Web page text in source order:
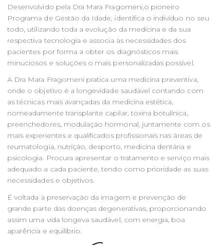
Desenvolvido pela Dra Mara Fragomeni,o pioneiro
Programa de Gestão da Idade, identifica o indivíduo no seu
todo, utilizando toda a evolução da medicina e da sua
respectiva tecnologia e associa às necessidades dos
pacientes por forma a obter os diagnósticos mais
minuciosos e soluções o mais personalizadas possível.
A Dra Mara Fragomeni pratica uma medicina preventiva,
onde o objetivo é a longevidade saudável contando com
as técnicas mais avançadas da medicina estética,
nomeadamente transplante capilar, toxina botulínica,
preenchedores, modulação hormonal, juntamente com os
mais experientes e qualificados profissionais nas áreas de
reumatologia, nutrição, desporto, medicina dentária e
psicologia. Procura apresentar o tratamento e serviço mais
adequado a cada paciente, tendo como prioridade as suas
necessidades e objetivos.
É voltada à preservação da imagem e prevenção de
grande parte das doenças degenerativas, proporcionando
assim uma vida longeva saudável, com energia, boa
aparência e equilíbrio.